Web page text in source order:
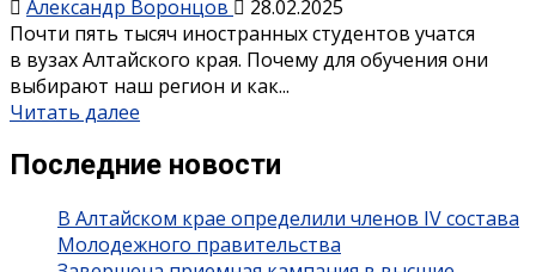
Александр Воронцов
28.02.2025
Почти пять тысяч иностранных студентов учатся
в вузах Алтайского края. Почему для обучения они
выбирают наш регион и как...
Читать далее
Последние новости
В Алтайском крае определили членов IV состава
Молодежного правительства